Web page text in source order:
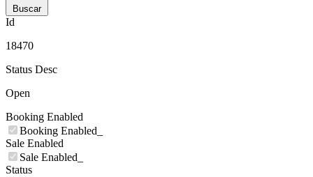
Buscar
Id
18470
Status Desc
Open
Booking Enabled
Booking Enabled_
Sale Enabled
Sale Enabled_
Status